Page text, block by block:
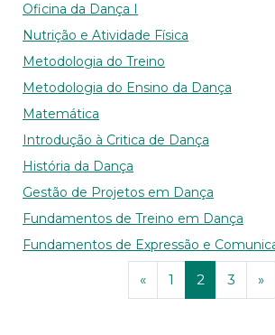
Oficina da Dança I
Nutrição e Atividade Física
Metodologia do Treino
Metodologia do Ensino da Dança
Matemática
Introdução à Critica de Dança
História da Dança
Gestão de Projetos em Dança
Fundamentos de Treino em Dança
Fundamentos de Expressão e
«Página anterior
1 Página 1
2 Página 2
3 »